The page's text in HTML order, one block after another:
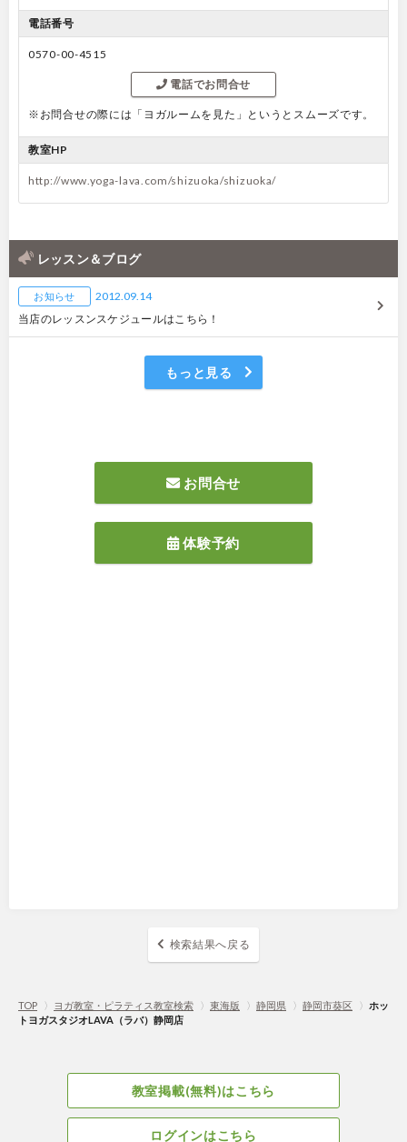
電話番号
0570-00-4515
電話でお問合せ
※お問合せの際には「ヨガルームを見た」というとスムーズです。
教室HP
http://www.yoga-lava.com/shizuoka/shizuoka/
レッスン＆ブログ
お知らせ
2012.09.14
当店のレッスンスケジュールはこちら！
もっと見る
お問合せ
体験予約
検索結果へ戻る
TOP 〉 ヨガ教室・ピラティス教室検索 〉 東海版 〉 静岡県 〉 静岡市葵区 〉 ホッ
トヨガスタジオLAVA（ラバ）静岡店
教室掲載(無料)はこちら
ログインはこちら